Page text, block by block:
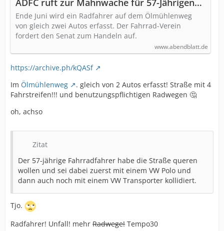
ADFC ruft zur Mahnwache für 57-Jährigen
auf
Ende Juni wird ein Radfahrer auf dem Ölmühlenweg
von gleich zwei Autos erfasst. Der Fahrrad-Verein
fordert den Senat zum Handeln auf.
www.abendblatt.de
https://archive.ph/kQASf
Im Ölmühlenweg
. gleich von 2 Autos erfasst! Straße mit 4
Fahrstreifen!!! und benutzungspflichtigen Radwegen 🤔
oh, achso
Zitat
Der 57-jährige Fahrradfahrer habe die Straße queren
wollen und sei dabei zuerst mit einem VW Polo und
dann auch noch mit einem VW Transporter kollidiert.
Tjo.
Radfahrer! Unfall! mehr Radwege! Tempo30